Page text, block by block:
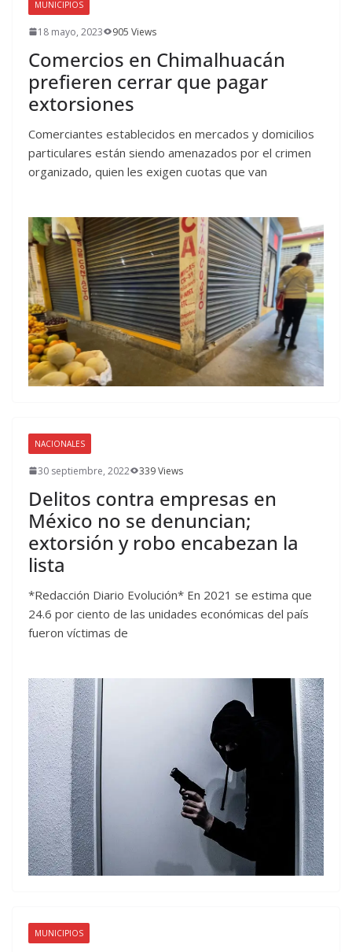
MUNICIPIOS
18 mayo, 2023 905 Views
Comercios en Chimalhuacán
prefieren cerrar que pagar
extorsiones
Comerciantes establecidos en mercados y domicilios
particulares están siendo amenazados por el crimen
organizado, quien les exigen cuotas que van
NACIONALES
30 septiembre, 2022 339 Views
Delitos contra empresas en
México no se denuncian;
extorsión y robo encabezan la
lista
*Redacción Diario Evolución* En 2021 se estima que
24.6 por ciento de las unidades económicas del país
fueron víctimas de
MUNICIPIOS